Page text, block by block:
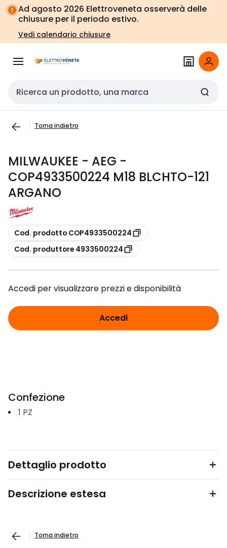
Vai alla
navigazione
Vai
alla
pagina
Ad agosto 2026 Elettroveneta osserverà delle
chiusure per il periodo estivo.
Vedi calendario chiusure
Cerca input
Torna indietro
MILWAUKEE - AEG -
COP4933500224 M18 BLCHTO-121
ARGANO
copia
Cod. prodotto COP4933500224
copia
Cod. produttore 4933500224
Accedi per visualizzare prezzi e disponibilità
Accedi
Confezione
1 PZ
Dettaglio prodotto
Descrizione estesa
Torna indietro